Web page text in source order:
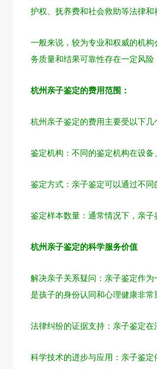
护权、抚养费和社会救助等法律和
一般来说，较为专业和权威的机
务质量和结果可靠性存在一定风险
杭州亲子鉴定的费用范围：
杭州亲子鉴定的费用主要受以下几
鉴定机构：不同的鉴定机构在设备
鉴定方式：亲子鉴定可以通过不
鉴定样本数量：通常情况下，亲
杭州亲子鉴定的科学服务价值
解决亲子关系疑问：亲子鉴定作
是孩子的身份认同和心理健康非常
法律纠纷的证据支持：亲子鉴定
科学技术的进步与应用：亲子鉴